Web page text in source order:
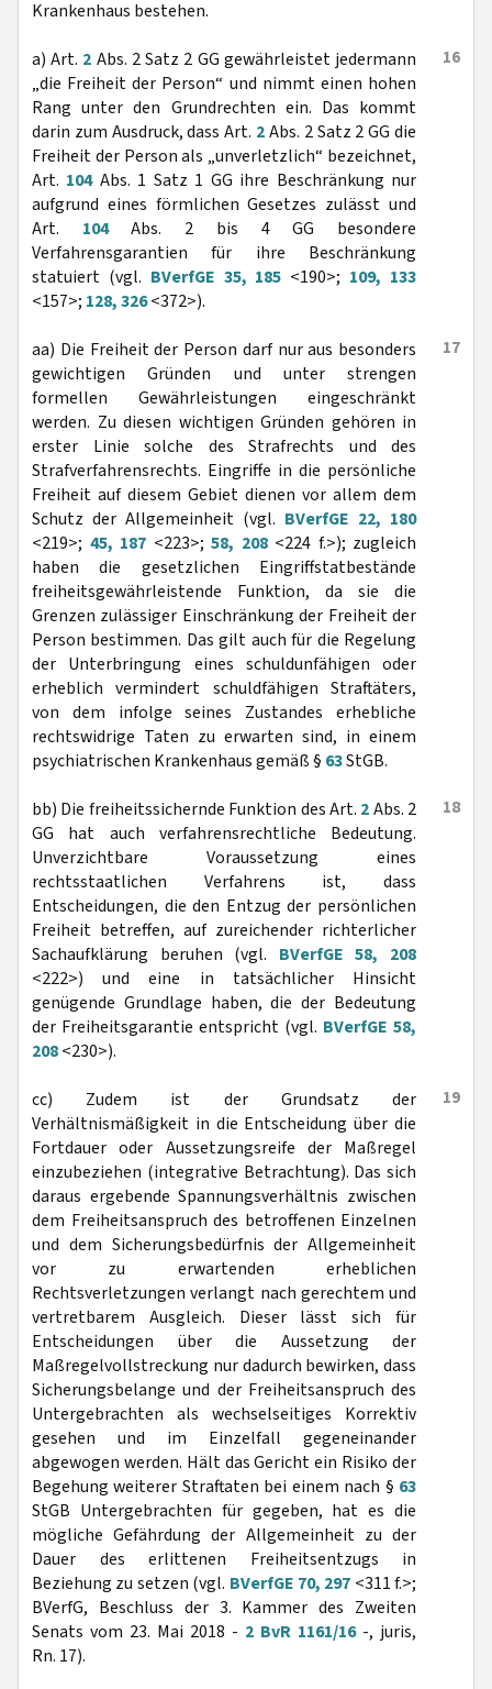
Krankenhaus bestehen.
16
a) Art. 2 Abs. 2 Satz 2 GG gewährleistet jedermann
„die Freiheit der Person“ und nimmt einen hohen
Rang unter den Grundrechten ein. Das kommt
darin zum Ausdruck, dass Art. 2Abs. 2 Satz 2 GG die
Freiheit der Person als „unverletzlich“ bezeichnet,
Art. 104Abs. 1 Satz 1 GG ihre Beschränkung nur
aufgrund eines förmlichen Gesetzes zulässt und
Art. 104Abs. 2 bis 4 GG besondere
Verfahrensgarantien für ihre Beschränkung
statuiert (vgl. BVerfGE 35, 185 <190>; 109, 133
<157>; 128, 326<372>).
17
aa) Die Freiheit der Person darf nur aus besonders
gewichtigen Gründen und unter strengen
formellen Gewährleistungen eingeschränkt
werden. Zu diesen wichtigen Gründen gehören in
erster Linie solche des Strafrechts und des
Strafverfahrensrechts. Eingriffe in die persönliche
Freiheit auf diesem Gebiet dienen vor allem dem
Schutz der Allgemeinheit (vgl. BVerfGE 22, 180
<219>; 45, 187 <223>; 58, 208<224 f.>); zugleich
haben die gesetzlichen Eingriffstatbestände
freiheitsgewährleistende Funktion, da sie die
Grenzen zulässiger Einschränkung der Freiheit der
Person bestimmen. Das gilt auch für die Regelung
der Unterbringung eines schuldunfähigen oder
erheblich vermindert schuldfähigen Straftäters,
von dem infolge seines Zustandes erhebliche
rechtswidrige Taten zu erwarten sind, in einem
psychiatrischen Krankenhaus gemäß § 63StGB.
18
bb) Die freiheitssichernde Funktion des Art. 2Abs. 2
GG hat auch verfahrensrechtliche Bedeutung.
Unverzichtbare Voraussetzung eines
rechtsstaatlichen Verfahrens ist, dass
Entscheidungen, die den Entzug der persönlichen
Freiheit betreffen, auf zureichender richterlicher
Sachaufklärung beruhen (vgl. BVerfGE 58, 208
<222>) und eine in tatsächlicher Hinsicht
genügende Grundlage haben, die der Bedeutung
der Freiheitsgarantie entspricht (vgl. BVerfGE 58,
208<230>).
19
cc) Zudem ist der Grundsatz der
Verhältnismäßigkeit in die Entscheidung über die
Fortdauer oder Aussetzungsreife der Maßregel
einzubeziehen (integrative Betrachtung). Das sich
daraus ergebende Spannungsverhältnis zwischen
dem Freiheitsanspruch des betroffenen Einzelnen
und dem Sicherungsbedürfnis der Allgemeinheit
vor zu erwartenden erheblichen
Rechtsverletzungen verlangt nach gerechtem und
vertretbarem Ausgleich. Dieser lässt sich für
Entscheidungen über die Aussetzung der
Maßregelvollstreckung nur dadurch bewirken, dass
Sicherungsbelange und der Freiheitsanspruch des
Untergebrachten als wechselseitiges Korrektiv
gesehen und im Einzelfall gegeneinander
abgewogen werden. Hält das Gericht ein Risiko der
Begehung weiterer Straftaten bei einem nach § 63
StGB Untergebrachten für gegeben, hat es die
mögliche Gefährdung der Allgemeinheit zu der
Dauer des erlittenen Freiheitsentzugs in
Beziehung zu setzen (vgl. BVerfGE 70, 297 <311 f.>;
BVerfG, Beschluss der 3. Kammer des Zweiten
Senats vom 23. Mai 2018 - 2 BvR 1161/16-, juris,
Rn. 17).